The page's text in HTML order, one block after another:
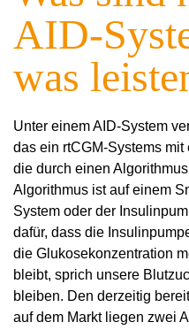
AID-
was
Unter einem AID-System
das ein rtCGM-Systems
die durch einen
Algorithmus ist auf einem
System oder der
dafür, dass die
die Glukosekonzentration
bleibt, sprich unsere
bleiben. Den derzeitig
auf dem Markt liegen zwei